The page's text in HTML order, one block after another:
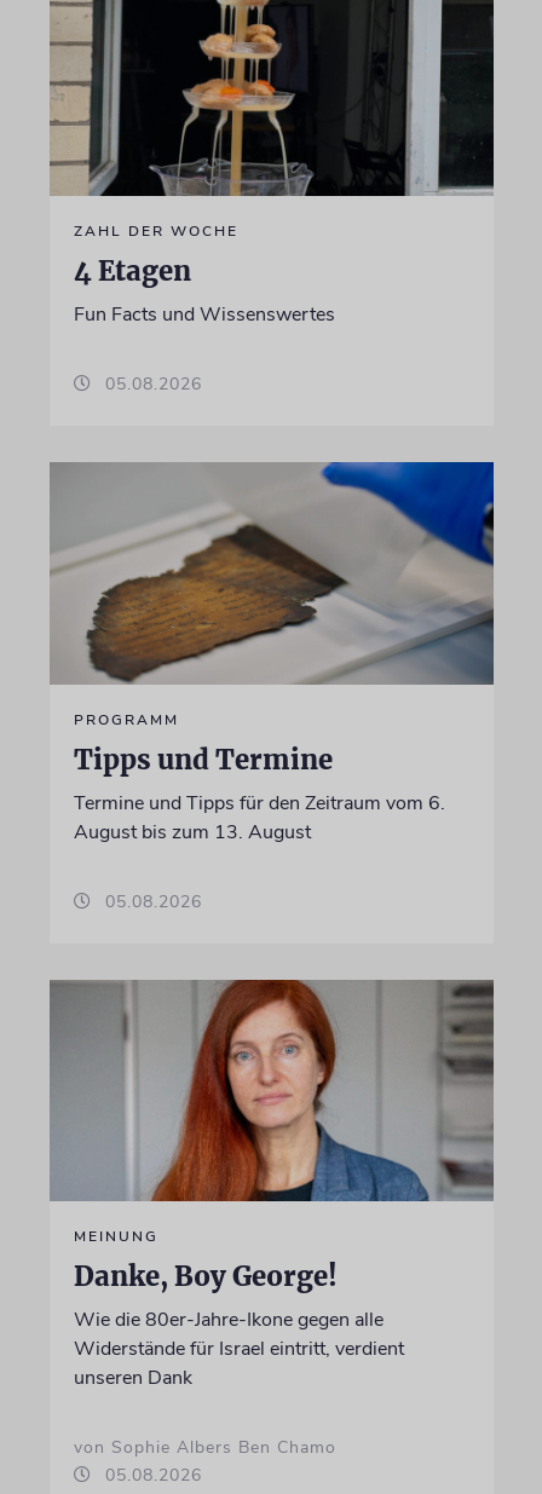
ZAHL DER WOCHE
4 Etagen
Fun Facts und Wissenswertes
05.08.2026
PROGRAMM
Tipps und Termine
Termine und Tipps für den Zeitraum vom 6.
August bis zum 13. August
05.08.2026
MEINUNG
Danke, Boy George!
Wie die 80er-Jahre-Ikone gegen alle
Widerstände für Israel eintritt, verdient
unseren Dank
von Sophie Albers Ben Chamo
05.08.2026